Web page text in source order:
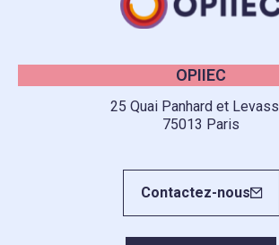
OPIIEC
25 Quai Panhard et
75013 Paris
Contactez-nous